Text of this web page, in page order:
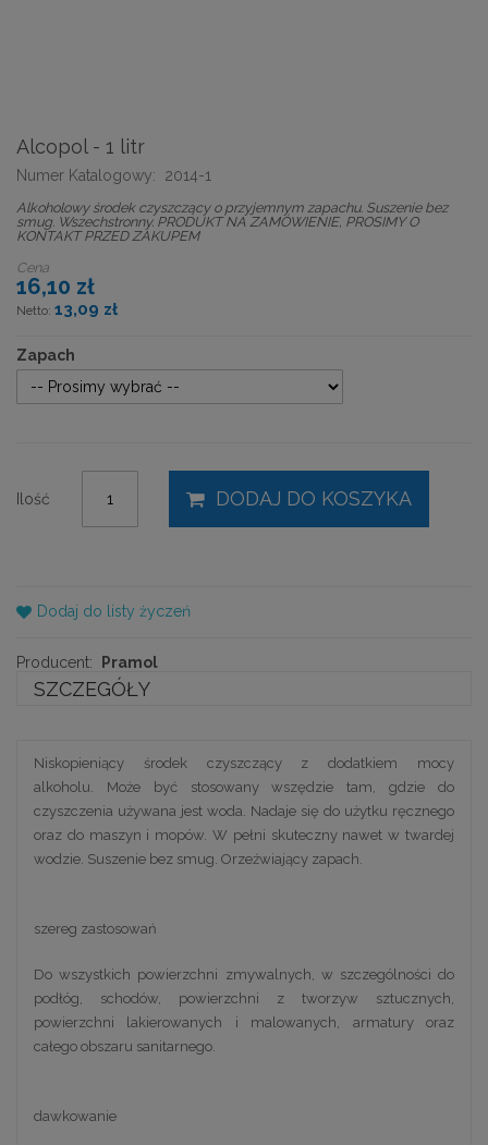
Alcopol - 1 litr
Numer Katalogowy: 2014-1
Alkoholowy środek czyszczący o przyjemnym zapachu. Suszenie bez
smug. Wszechstronny. PRODUKT NA ZAMÓWIENIE, PROSIMY O
KONTAKT PRZED ZAKUPEM
Cena
16,10 zł
13,09 zł
Zapach
Ilość DODAJ DO KOSZYKA
Dodaj do listy życzeń
Producent: Pramol
SZCZEGÓŁY
Niskopieniący środek czyszczący z dodatkiem mocy
alkoholu. Może być stosowany wszędzie tam, gdzie do
czyszczenia używana jest woda. Nadaje się do użytku ręcznego
oraz do maszyn i mopów. W pełni skuteczny nawet w twardej
wodzie. Suszenie bez smug. Orzeźwiający zapach.
szereg zastosowań
Do wszystkich powierzchni zmywalnych, w szczególności do
podłóg, schodów, powierzchni z tworzyw sztucznych,
powierzchni lakierowanych i malowanych, armatury oraz
całego obszaru sanitarnego.
dawkowanie